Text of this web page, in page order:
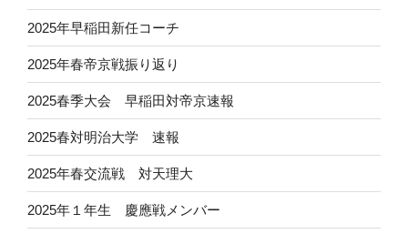
2025年早稲田新任コーチ
2025年春帝京戦振り返り
2025春季大会 早稲田対帝京速報
2025春対明治大学 速報
2025年春交流戦 対天理大
2025年１年生 慶應戦メンバー